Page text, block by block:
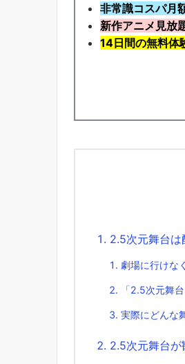
非常識コスパ月
新作アニメ見放
14日間の無料体
2.5次元舞台
劇場に行けな
「2.5次元舞
実際にどんな
2.5次元舞台が